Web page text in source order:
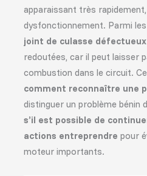
apparaissant très
dysfonctionnement. Parmi
joint de culasse défectueux
redoutées, car il peut laisser
combustion dans le circuit.
comment reconnaître une
distinguer un problème bénin
s’il est possible de
actions entreprendre pour
moteur importants.